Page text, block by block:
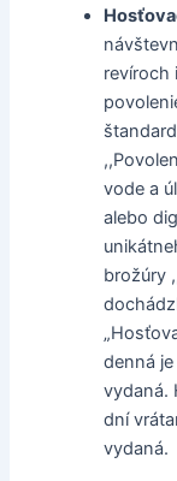
revíroch
vode a
alebo
brožúry
denná
vydaná.
dní
vydaná.